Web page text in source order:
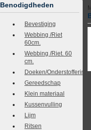
Benodigdheden
Bevestiging
Webbing /Riet
60cm.
Webbing /Riet. 60
cm.
Doeken/Onderstoffering
Gereedschap
Klein materiaal
Kussenvulling
Lijm
Ritsen